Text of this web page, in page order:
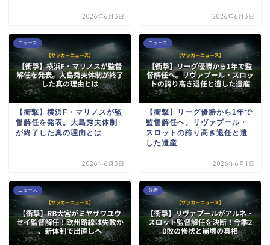
2026年6月3日 2026年6月3日
ニュース
【衝撃】横浜F・マリノスが監
督解任を発表。大島秀夫体制
が終了した真の理由とは
2026年6月3日
ニュース
【衝撃】リーグ優勝から1年で
監督解任へ。リヴァプール・
スロットの誇り高き退任と遺
した遺産
2026年6月1日
ニュース 分析